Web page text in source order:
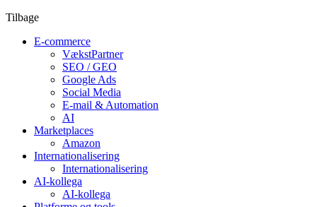
Tilbage
E-commerce
VækstPartner
SEO / GEO
Google Ads
Social Media
E-mail & Automation
AI
Marketplaces
Amazon
Internationalisering
Internationalisering
AI-kollega
AI-kollega